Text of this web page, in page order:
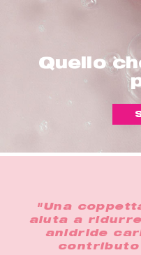
Quello
"Una
aiuta a
anidride